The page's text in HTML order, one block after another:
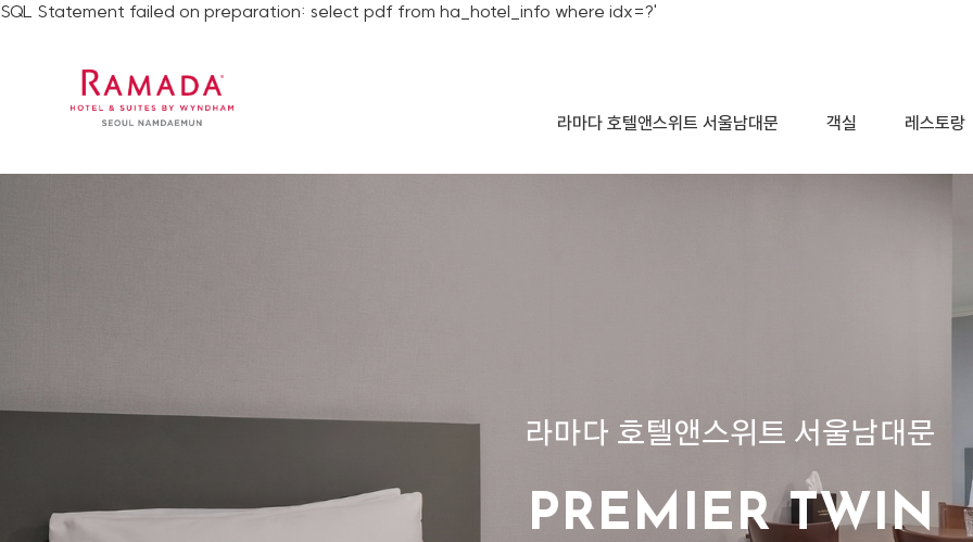
SQL Statement failed on preparation: select pdf from ha_hotel_info where idx=?'
라마다 호텔앤스위트 서울남대문 객실 레스토랑
편의시설
라마다 호텔앤스위트 서울남대문
PREMIER TWIN